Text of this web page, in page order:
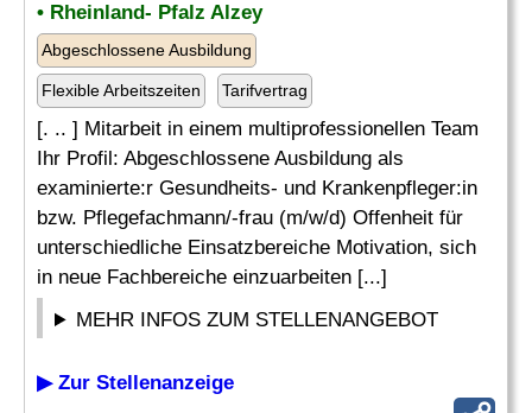
• Rheinland- Pfalz Alzey
Abgeschlossene Ausbildung
Flexible Arbeitszeiten Tarifvertrag
[. .. ] Mitarbeit in einem multiprofessionellen Team
Ihr Profil: Abgeschlossene Ausbildung als
examinierte:r Gesundheits- und Krankenpfleger:in
bzw. Pflegefachmann/-frau (m/w/d) Offenheit für
unterschiedliche Einsatzbereiche Motivation, sich
in neue Fachbereiche einzuarbeiten [...]
MEHR INFOS ZUM STELLENANGEBOT
▶ Zur Stellenanzeige